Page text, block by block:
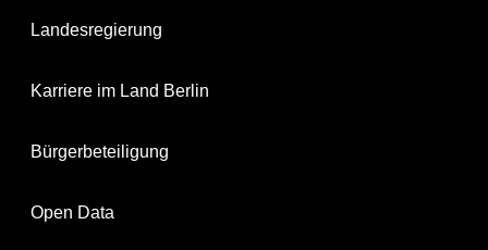
Landesregierung
Karriere im Land Berlin
Bürgerbeteiligung
Open Data